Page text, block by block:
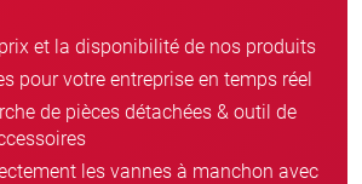
et la disponibilité de nos produits
pour votre entreprise en temps réel
de pièces détachées & outil de
les vannes à manchon avec